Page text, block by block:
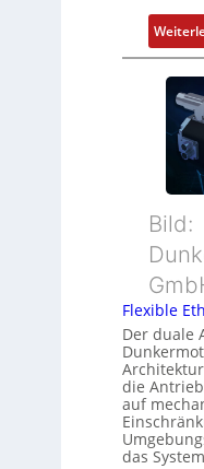
Bild:
Flexible
Der duale
die
auf
das